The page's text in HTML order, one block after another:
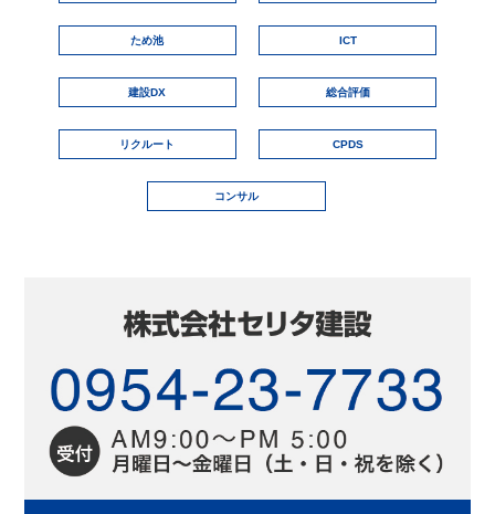
ため池 ICT
建設DX 総合評価
リクルート CPDS
コンサル